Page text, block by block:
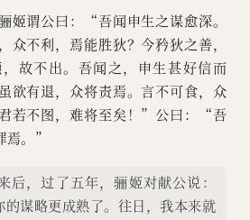
姬谓公曰：“吾闻申生之谋愈深。
众不利，焉能胜狄？今矜狄之善，
故不出。吾闻之，申生甚好信而
欲有退，众将责焉。言不可食，众
若不图，难将至矣！”公曰：“吾
焉。”
后，过了五年，骊姬对献公说：
的谋略更成熟了。往日，我本来就